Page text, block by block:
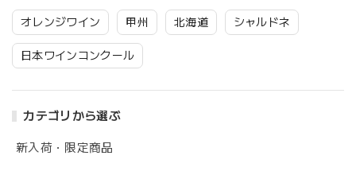
オレンジワイン 甲州 北海道 シャルドネ
日本ワインコンクール
カテゴリから選ぶ
新入荷・限定商品